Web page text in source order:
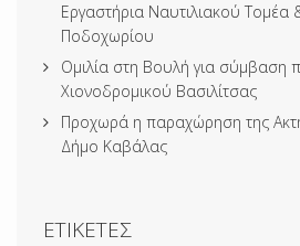
Εργαστήρια Ναυτιλιακού
Ποδοχωρίου
Ομιλία στη Βουλή για σύμβαση
Χιονοδρομικού Βασιλίτσας
Προχωρά η παραχώρηση της
Δήμο Καβάλας
ΕΤΙΚΈΤΕΣ